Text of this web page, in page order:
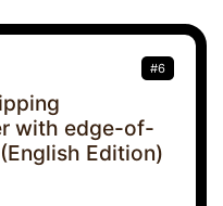
#6
with edge-of-
Edition)